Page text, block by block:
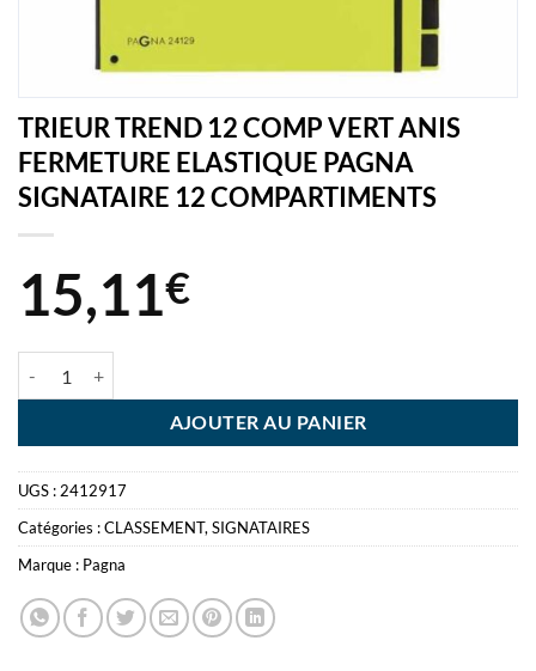
TRIEUR TREND 12 COMP VERT ANIS
FERMETURE ELASTIQUE PAGNA
SIGNATAIRE 12 COMPARTIMENTS
15,11€
AJOUTER AU PANIER
UGS : 2412917
Catégories :CLASSEMENT, SIGNATAIRES
Marque : Pagna